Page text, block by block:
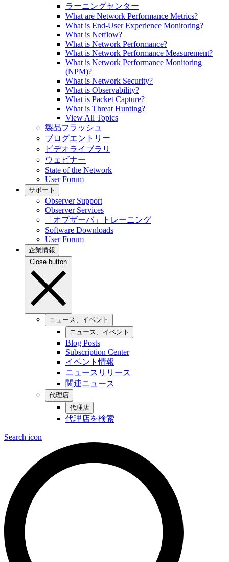
ラーニングセンター
What are Network Performance Metrics?
What is End-User Experience Monitoring?
What is Netflow?
What is Network Performance?
What is Network Performance Measurement?
What is Network Performance Monitoring
(NPM)?
What is Network Security?
What is Observability?
What is Packet Capture?
What is Threat Hunting?
View All Topics
製品フラッシュ
ブログエントリー
ビデオライブラリ
ウェビナー
State of the Network
User Forum
サポート
Observer Support
Observer Services
「オブザーバ」トレーニング
Software Downloads
User Forum
企業情報
Close button
ニュース、イベント
ニュース、イベント
Blog Posts
Subscription Center
イベント情報
ニュースリリース
関連ニュース
代理店
代理店
代理店を検索
Search icon